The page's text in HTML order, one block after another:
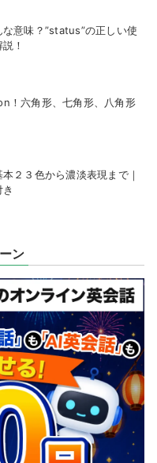
な意味？”status”の正しい使
！
！六角形、七角形、八角形
２３色から濃淡表現まで｜
ン